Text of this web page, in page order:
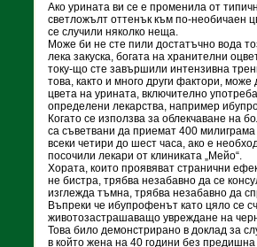
Ако урината ви се е променила от
светложълт оттенък към по-необичаен
се случили няколко неща.
Може би не сте пили достатъчно вода
лека закуска, богата на хранителни
току-що сте завършили интензивна
това, както и много други фактори,
цвета на урината, включително
определени лекарства, например
Когато се използва за облекчаване на
са съветвани да приемат 400
всеки четири до шест часа, ако е
посочили лекари от клиниката „Мейо“.
Хората, които проявяват странични
не бистра, трябва незабавно да се
изглежда тъмна, трябва незабавно да
Въпреки че ибупрофенът като цяло се
животозастрашаващо увреждане на
Това било демонстрирано в доклад за
в който жена на 40 години без